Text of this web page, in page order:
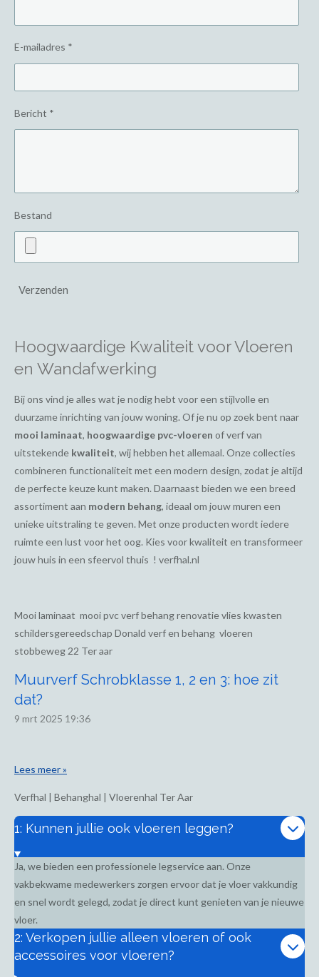
E-mailadres *
Bericht *
Bestand
Verzenden
Hoogwaardige Kwaliteit voor Vloeren
en Wandafwerking
Bij ons vind je alles wat je nodig hebt voor een stijlvolle en
duurzame inrichting van jouw woning. Of je nu op zoek bent naar
mooi laminaat, hoogwaardige pvc-vloeren of verf van
uitstekende kwaliteit, wij hebben het allemaal. Onze collecties
combineren functionaliteit met een modern design, zodat je altijd
de perfecte keuze kunt maken. Daarnaast bieden we een breed
assortiment aan modern behang, ideaal om jouw muren een
unieke uitstraling te geven. Met onze producten wordt iedere
ruimte een lust voor het oog. Kies voor kwaliteit en transformeer
jouw huis in een sfeervol thuis ! verfhal.nl
Mooi laminaat mooi pvc verf behang renovatie vlies kwasten
schildersgereedschap Donald verf en behang vloeren
stobbeweg 22 Ter aar
Muurverf Schrobklasse 1, 2 en 3: hoe zit
dat?
9 mrt 2025 19:36
Lees meer »
Verfhal | Behanghal | Vloerenhal Ter Aar
1: Kunnen jullie ook vloeren leggen?
Ja, we bieden een professionele legservice aan. Onze
vakbekwame medewerkers zorgen ervoor dat je vloer vakkundig
en snel wordt gelegd, zodat je direct kunt genieten van je nieuwe
vloer.
2: Verkopen jullie alleen vloeren of ook
accessoires voor vloeren?